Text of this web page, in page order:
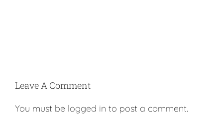
Leave A Comment
You must be logged in to post a comment.